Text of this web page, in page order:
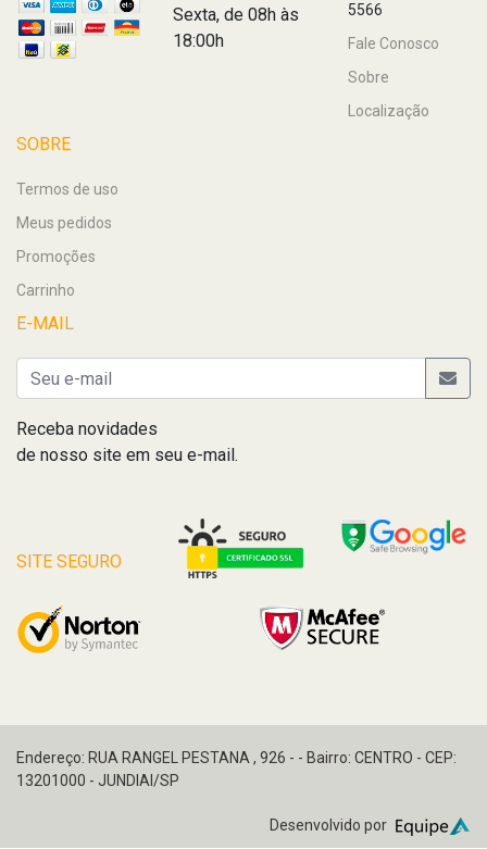
Sexta, de 08h às
18:00h
5566
Fale Conosco
Sobre
Localização
SOBRE
Termos de uso
Meus pedidos
Promoções
Carrinho
E-MAIL
Receba novidades
de nosso site em seu e-mail.
SITE SEGURO
Endereço: RUA RANGEL PESTANA , 926 - - Bairro: CENTRO - CEP:
13201000 - JUNDIAI/SP
Desenvolvido por